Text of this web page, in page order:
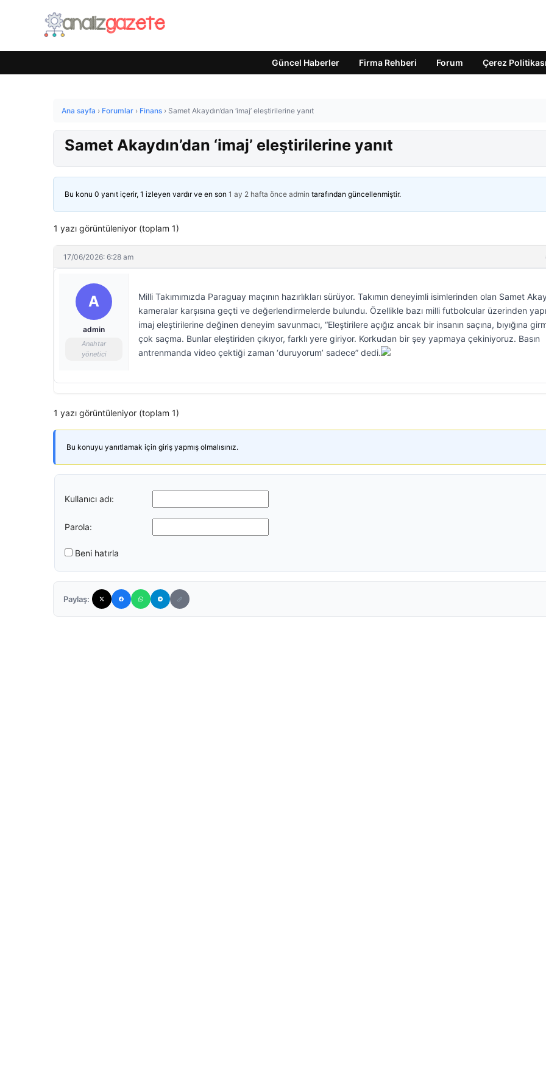
Güncel Haberler Firma Rehberi Forum Çerez Politikası
Ana sayfa › Forumlar › Finans › Samet Akaydın’dan ‘imaj’ eleştirilerine yanıt
Samet Akaydın’dan ‘imaj’ eleştirilerine yanıt
Bu konu 0 yanıt içerir, 1 izleyen vardır ve en son 1 ay 2 hafta önce admin tarafından güncellenmiştir.
1 yazı görüntüleniyor (toplam 1)
17/06/2026: 6:28 am
A
admin
Anahtar
yönetici
Milli Takımımızda Paraguay maçının hazırlıkları sürüyor. Takımın deneyimli isimlerinden olan Samet
kameralar karşısına geçti ve değerlendirmelerde bulundu. Özellikle bazı milli futbolcular üzerinden
imaj eleştirilerine değinen deneyim savunmacı, “Eleştirilere açığız ancak bir insanın saçına, bıyığına
çok saçma. Bunlar eleştiriden çıkıyor, farklı yere giriyor. Korkudan bir şey yapmaya çekiniyoruz. Basın
antrenmanda video çektiği zaman ‘duruyorum’ sadece” dedi.
1 yazı görüntüleniyor (toplam 1)
Bu konuyu yanıtlamak için giriş yapmış olmalısınız.
Kullanıcı adı:
Parola:
Beni hatırla
Paylaş: